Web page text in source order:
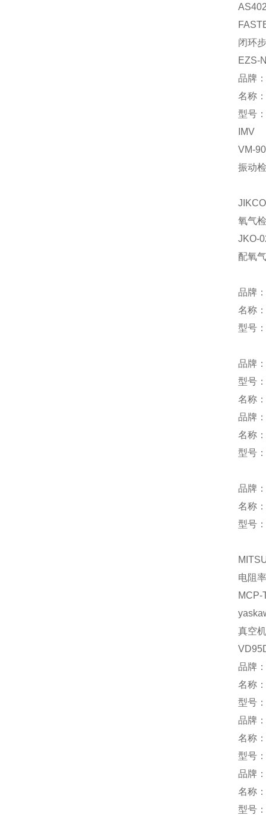
闭环
EZS-
品牌
名称
型号
IMV
VM-
振动
JIKCO
氧气
JKO-
配氧
品牌
名称
型号
品牌
型号
名称
品牌
名称
型号
品牌
名称
型号
电阻
MCP-
真空
品牌
名称
型号
品牌
名称
型号
品牌
名称
型号